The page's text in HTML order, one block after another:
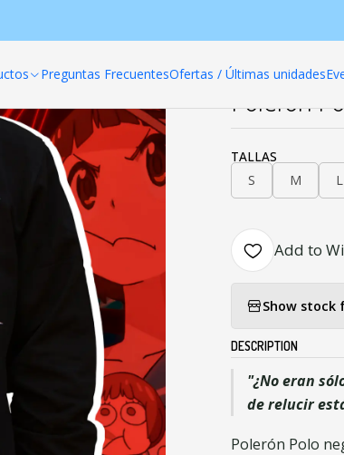
Preguntas FrecuentesOfertas / Últimas unidades
|
Poleron
TALLAS
S
M L
Add to
Show stock
DESCRIPTION
"¿No eran
de relucir
Polerón Polo